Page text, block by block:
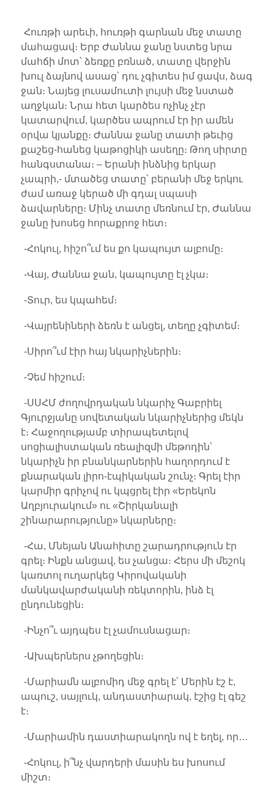
Հուռթի արեւի, հուռթի գարնան մեջ տատը
մահացավ։ Երբ Ժաննա ջանը նստեց նրա
մահճի մոտ՝ ձեռքը բռնած, տատը վերջին
խուլ ձայնով ասաց՝ դու չգիտես իմ ցավս, ձագ
ջան։ Նայեց լուսամուտի լույսի մեջ նստած
աղջկան։ Նրա հետ կարծես ոչինչ չէր
կատարվում, կարծես ապրում էր իր ամեն
օրվա կյանքը։ Ժաննա ջանը տատի թեւից
քաշեց-հանեց կաթոցիկի ասեղը։ Թող սիրտը
հանգստանա։ – Երանի ինձնից երկար
չապրի,- մտածեց տատը՝ բերանի մեջ երկու
ժամ առաջ կերած մի գդալ սպասի
ձավարները։ Մինչ տատը մեռնում էր, Ժաննա
ջանը խոսեց հորաքրոջ հետ։
-Հոկուլ, հիշո՞ւմ ես քո կապույտ ալբոմը։
-Վայ, Ժաննա ջան, կապույտը էլ չկա։
-Տուր, ես կպահեմ։
-Վայրենիների ձեռն է անցել, տեղը չգիտեմ։
-Սիրո՞ւմ էիր հայ նկարիչներին։
-Չեմ հիշում։
-ՍՍՀՄ ժողովրդական նկարիչ Գաբրիել
Գյուրջյանը սովետական նկարիչներից մեկն
է։ Հաջողությամբ տիրապետելով
սոցիալիստական ռեալիզմի մեթոդին՝
նկարիչն իր բնանկարներին հաղորդում է
քնարական լիրո-էպիկական շունչ։ Գրել էիր
կարմիր գրիչով ու կպցրել էիր «Երեկոն
Աղբյուրակում» ու «Շիրկանալի
շինարարությունը» նկարները։
-Հա, Մնեյան Անահիտը շարադրություն էր
գրել։ Ինքն անցավ, ես չանցա։ Հերս մի մեշոկ
կառտոլ ուղարկեց Կիրովականի
մանկավարժականի ռեկտորին, ինձ էլ
ընդունեցին։
-Ինչո՞ւ այդպես էլ չամուսնացար։
-Ախպերներս չթողեցին։
-Մարիամն ալբոմիդ մեջ գրել է՝ Մերին էշ է,
ապուշ, սայլուկ, անդաստիարակ, էշից էլ գեշ
է։
-Մարիամին դաստիարակողն ով է եղել, որ…
-Հոկուլ, ի՞նչ վարդերի մասին ես խոսում
միշտ։